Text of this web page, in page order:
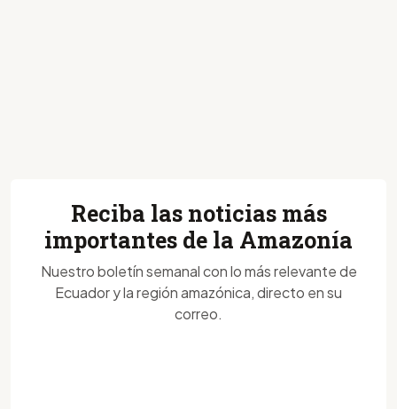
Reciba las noticias más
importantes de la Amazonía
Nuestro boletín semanal con lo más relevante de
Ecuador y la región amazónica, directo en su
correo.